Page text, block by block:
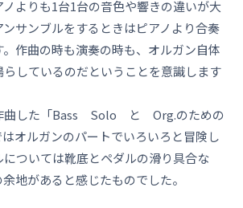
よりも1台1台の音色や響きの違いが大
サンブルをするときはピアノより合奏
作曲の時も演奏の時も、オルガン自体
しているのだということを意識します
曲した「Bass Solo と Org.のための
オルガンのパートでいろいろと冒険し
については靴底とペダルの滑り具合な
地があると感じたものでした。